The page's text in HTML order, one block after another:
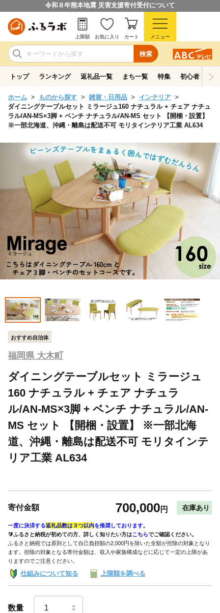
令和８年熊本地震 災害支援寄付受付について
検索
上限額 お気に入り カート メニュー
トップ ランキング 返礼品一覧 まち一覧 特集 初心者ガイド
ホーム ものから探す 雑貨・日用品
インテリア
ダイニングテーブルセット ミラージュ160 ナチュラル + チェア ナチュ
ラル/AN-MS×3脚 + ベンチ ナチュラル/AN-MS セット 【開梱・設置】
※一部北海道、沖縄・離島は配送不可 モリタインテリア工業 AL634
おすすめ自治体
福岡県 大木町
ダイニングテーブルセット ミラージュ
160 ナチュラル + チェア ナチュラ
ル/AN-MS×3脚 + ベンチ ナチュラル/AN-
MS セット 【開梱・設置】 ※一部北海
道、沖縄・離島は配送不可 モリタインテ
リア工業 AL634
寄付金額 700,000円 在庫あり
一度に決済する返礼品数は３つ以内を推奨しております。
🔰ふるさと納税が初めての方、詳しく知りたい方はこちらでご確認ください。
ふるさと納税では原則として自己負担額の2,000円を除いた全額が控除の対象となり
ます。控除の対象となる寄付金額は、収入や家族構成などに応じて一定の上限があ
りますのでご注意ください。
仕組みについて知る 上限額を調べる
数量